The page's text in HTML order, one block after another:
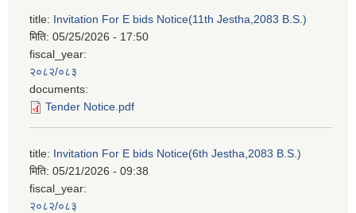
title: Invitation For E bids Notice(11th Jestha,2083 B.S.)
मिति: 05/25/2026 - 17:50
fiscal_year:
२०८२/०८३
documents:
Tender Notice.pdf
title: Invitation For E bids Notice(6th Jestha,2083 B.S.)
मिति: 05/21/2026 - 09:38
fiscal_year:
२०८२/०८३